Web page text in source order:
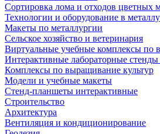
Сортировка лома и отходов цветных
Технологии и оборудование в
Макеты по металлургии
Сельское хозяйство и ветеринария
Виртуальные учебные комплексы по
Интерактивные лабораторные
Комплексы по выращивание культур
Модели и учебные макеты
Стенд-планшеты интерактивные
Строительство
Архитектура
Вентиляция и кондиционирование